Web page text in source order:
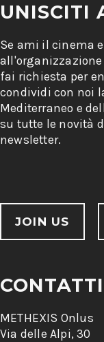
UNISCITI
Se ami il cinema
all'organizzazione
fai richiesta per
condividi con noi
Mediterraneo e
su tutte le novità
newsletter.
JOIN US
CONTATTI
METHEXIS Onlus
Via delle Alpi, 30